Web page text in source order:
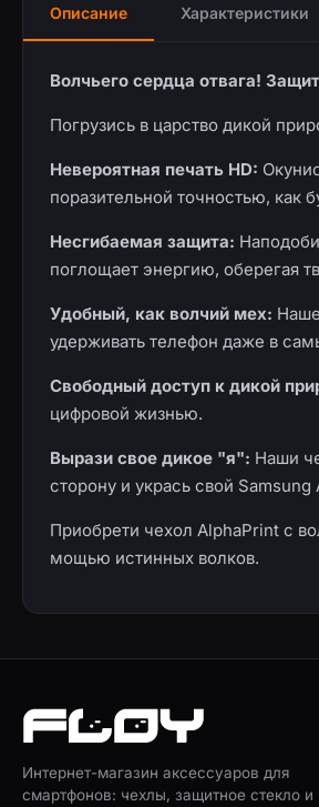
Описание Характеристики
Волчьего сердца отвага!
Погрузись в царство дикой
Невероятная печать HD:
поразительной точностью, как
Несгибаемая защита:
поглощает энергию, оберегая
Удобный, как волчий мех:
удерживать телефон даже в
Свободный доступ к дикой
цифровой жизнью.
Вырази свое дикое "я": Наши
сторону и укрась свой
Приобрети чехол AlphaPrint с
мощью истинных волков.
Интернет-магазин аксессуаров для
смартфонов: чехлы, защитное стекло и